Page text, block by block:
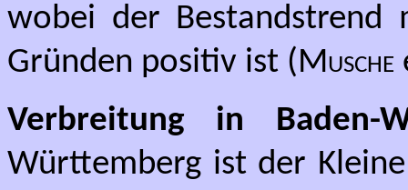
wobei der Bestandstrend
Gründen positiv ist (Musche
Verbreitung in Baden-
Württemberg ist der